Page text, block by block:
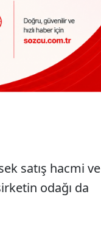
satış hacmi ve
odağı da